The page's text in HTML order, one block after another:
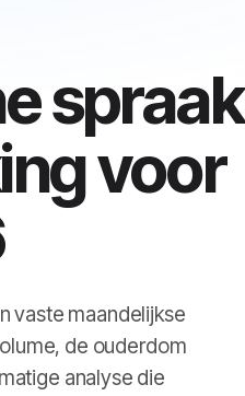
voor
vaste maandelijkse
de ouderdom
analyse die